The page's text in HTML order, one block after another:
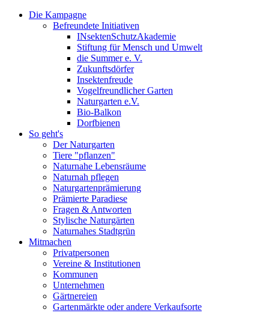
Die Kampagne
Befreundete Initiativen
INsektenSchutzAkademie
Stiftung für Mensch und Umwelt
die Summer e. V.
Zukunftsdörfer
Insektenfreude
Vogelfreundlicher Garten
Naturgarten e.V.
Bio-Balkon
Dorfbienen
So geht's
Der Naturgarten
Tiere "pflanzen"
Naturnahe Lebensräume
Naturnah pflegen
Naturgartenprämierung
Prämierte Paradiese
Fragen & Antworten
Stylische Naturgärten
Naturnahes Stadtgrün
Mitmachen
Privatpersonen
Vereine & Institutionen
Kommunen
Unternehmen
Gärtnereien
Gartenmärkte oder andere Verkaufsorte